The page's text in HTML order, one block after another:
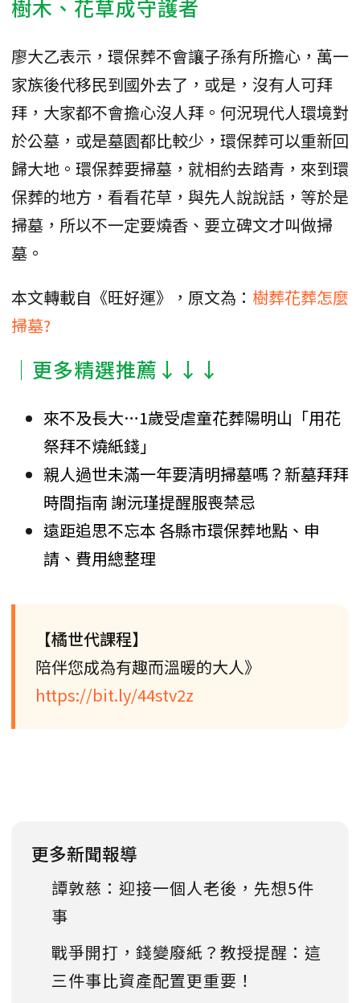
樹木、花草成守護者
廖大乙表示，環保葬不會讓子孫有所擔心，萬一
家族後代移民到國外去了，或是，沒有人可拜
拜，大家都不會擔心沒人拜。何況現代人環境對
於公墓，或是墓園都比較少，環保葬可以重新回
歸大地。環保葬要掃墓，就相約去踏青，來到環
保葬的地方，看看花草，與先人說說話，等於是
掃墓，所以不一定要燒香、要立碑文才叫做掃
墓。
本文轉載自《旺好運》，原文為： 樹葬花葬怎麼
掃墓?
│更多精選推薦↓↓↓
來不及長大…1歲受虐童花葬陽明山「用花
祭拜不燒紙錢」
親人過世未滿一年要清明掃墓嗎？新墓拜拜
時間指南 謝沅瑾提醒服喪禁忌
遠距追思不忘本 各縣市環保葬地點、申
請、費用總整理
【橘世代課程】
陪伴您成為有趣而溫暖的大人》
https://bit.ly/44stv2z
更多新聞報導
譚敦慈：迎接一個人老後，先想5件
事
戰爭開打，錢變廢紙？教授提醒：這
三件事比資產配置更重要！